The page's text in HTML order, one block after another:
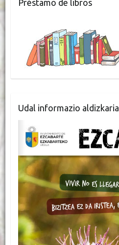
Préstamo de libros
Udal informazio aldizkaria